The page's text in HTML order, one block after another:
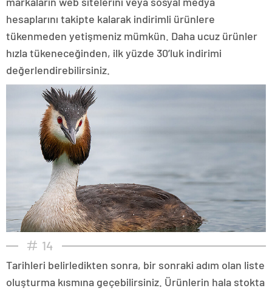
hesaplarını takipte kalarak indirimli ürünlere
tükenmeden yetişmeniz mümkün. Daha ucuz ürünler
hızla tükeneceğinden, ilk yüzde 30’luk indirimi
değerlendirebilirsiniz.
14
Tarihleri belirledikten sonra, bir sonraki adım olan liste
oluşturma kısmına geçebilirsiniz. Ürünlerin hala stokta